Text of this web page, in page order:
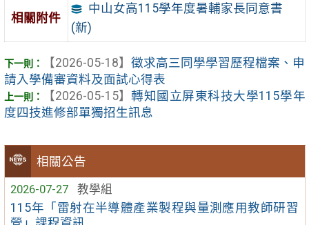
相關公告
2026-07-27
教學組
115年「雷射在半導體產業製程與量測應用教師研習
相關附件
中山女高115學年度暑輔家長同意書
(新)
【2026-05-18】 徵求高三同學學習歷程檔案、申
請入學備審資料及面試心得表
【2026-05-15】 轉知國立屏東科技大學115學年
度四技進修部單獨招生訊息